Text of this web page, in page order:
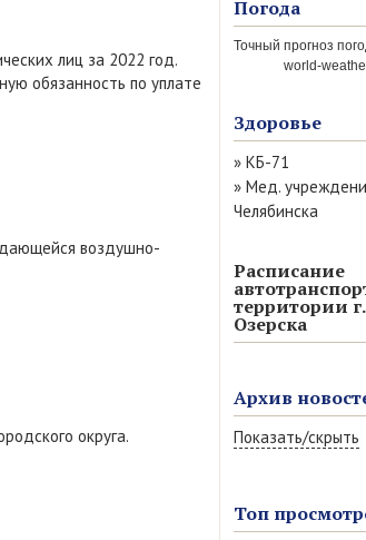
лиц за 2022 год.
обязанность по уплате
воздушно-
округа.
Погода
world-
Здоровье
» КБ-71
» Мед.
Челябинска
Расписание
территории г.
Озерска
Архив
Показать/скрыть
Июль 2026 (77)
Июнь 2026 (52)
Топ